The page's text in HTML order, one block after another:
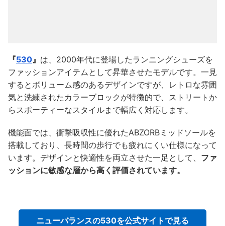
『530 』 は、2000年代に登場したランニングシューズを
ファッションアイテムとして昇華させたモデルです。一見
するとボリューム感のあるデザインですが、レトロな雰囲
気と洗練されたカラーブロックが特徴的で、ストリートか
らスポーティーなスタイルまで幅広く対応します。
機能面では、衝撃吸収性に優れたABZORBミッドソールを
搭載しており、長時間の歩行でも疲れにくい仕様になって
います。デザインと快適性を両立させた一足として、 ファ
ッションに敏感な層から高く評価されています。
ニューバランスの530を公式サイトで見る